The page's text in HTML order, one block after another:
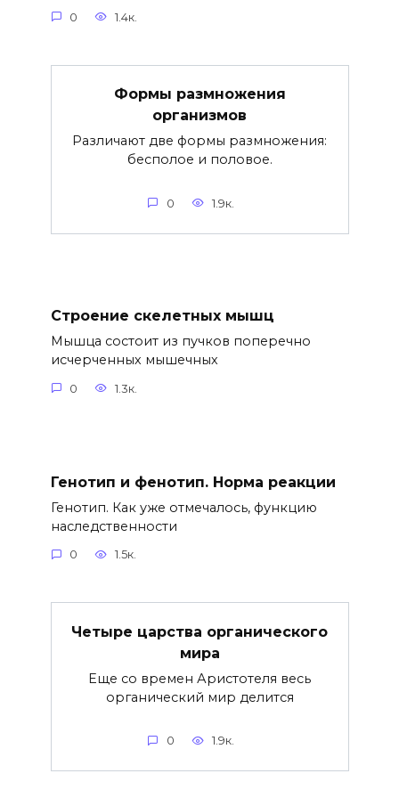
0 1.4к.
Формы размножения
организмов
Различают две формы размножения:
бесполое и половое.
0 1.9к.
Строение скелетных мышц
Мышца состоит из пучков поперечно
исчерченных мышечных
0 1.3к.
Генотип и фенотип. Норма реакции
Генотип. Как уже отмечалось, функцию
наследственности
0 1.5к.
Четыре царства органического
мира
Еще со времен Аристотеля весь
органический мир делится
0 1.9к.